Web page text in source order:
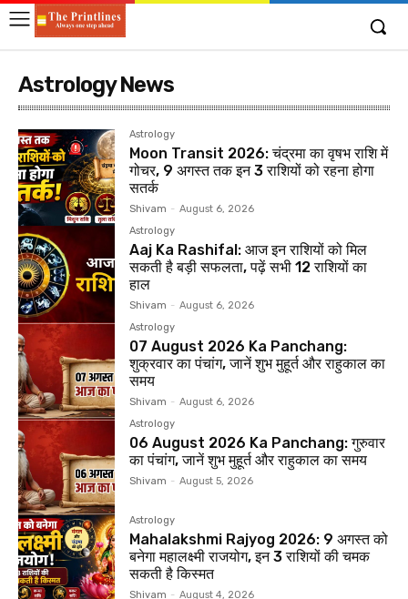
Astrology News
Astrology
Moon Transit 2026: चंद्रमा का वृषभ राशि में
गोचर, 9 अगस्त तक इन 3 राशियों को रहना होगा
सतर्क
Shivam - August 6, 2026
Astrology
Aaj Ka Rashifal: आज इन राशियों को मिल
सकती है बड़ी सफलता, पढ़ें सभी 12 राशियों का
हाल
Shivam - August 6, 2026
Astrology
07 August 2026 Ka Panchang:
शुक्रवार का पंचांग, जानें शुभ मुहूर्त और राहुकाल का
समय
Shivam - August 6, 2026
Astrology
06 August 2026 Ka Panchang: गुरुवार
का पंचांग, जानें शुभ मुहूर्त और राहुकाल का समय
Shivam - August 5, 2026
Astrology
Mahalakshmi Rajyog 2026: 9 अगस्त को
बनेगा महालक्ष्मी राजयोग, इन 3 राशियों की चमक
सकती है किस्मत
Shivam - August 4, 2026